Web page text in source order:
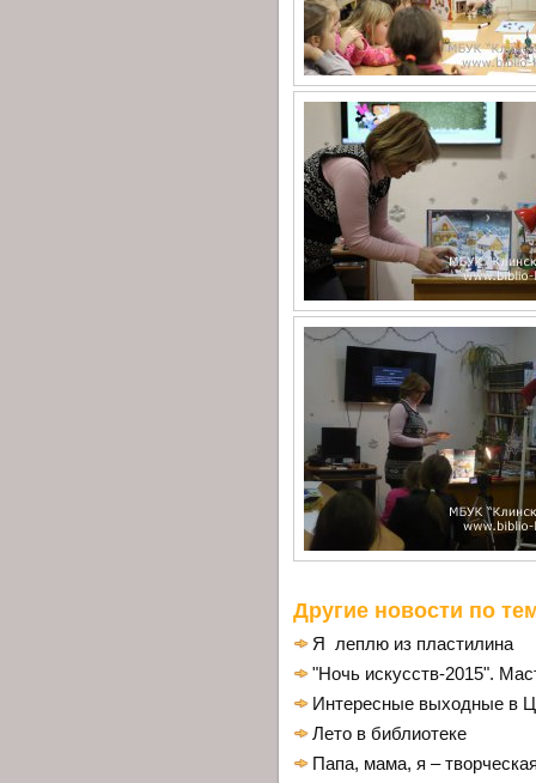
Другие новости по
Я леплю из пластилина
"Ночь искусств-2015".
Интересные выходные в
Лето в библиотеке
Папа, мама, я –